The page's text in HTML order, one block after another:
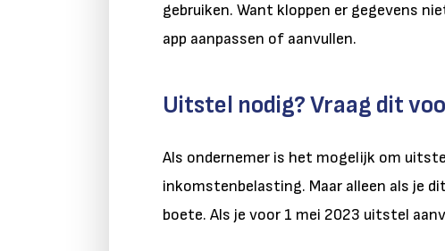
gebruiken. Want kloppen er gegevens
app aanpassen of aanvullen.
Uitstel nodig? Vraag dit
Als ondernemer is het mogelijk om
inkomstenbelasting. Maar alleen als je
boete. Als je voor 1 mei 2023 uitstel